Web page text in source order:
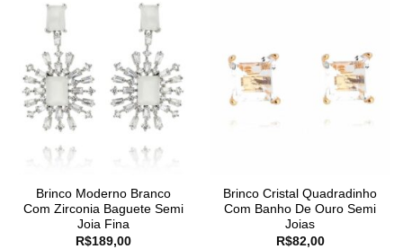
Brinco Moderno Branco
Com Zirconia Baguete Semi
Joia Fina
R$189,00
Brinco Cristal Quadradinho
Com Banho De Ouro Semi
Joias
R$82,00